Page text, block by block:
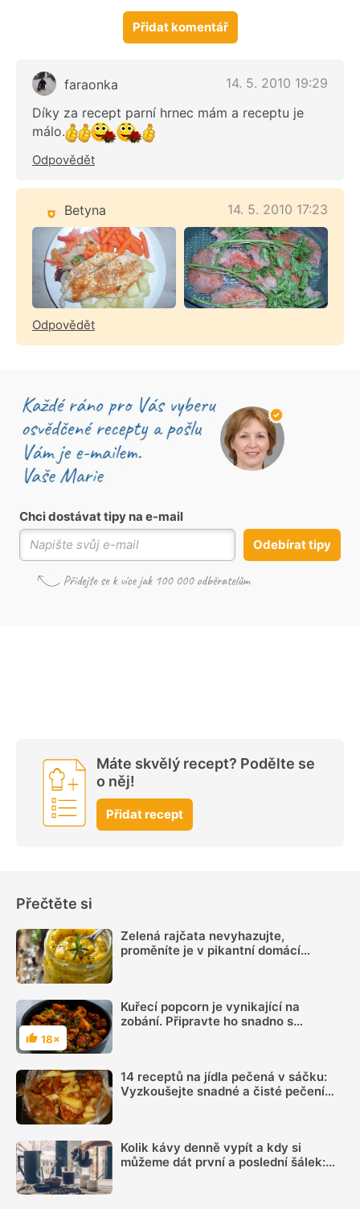
Přidat komentář
faraonka
14. 5. 2010 19:29
Díky za recept parní hrnec mám a receptu je
málo.
Odpovědět
Betyna 14. 5. 2010 17:23
Odpovědět
Chci dostávat tipy na e-mail
Odebírat tipy
Máte skvělý recept? Podělte se
o něj!
Přidat recept
Přečtěte si
Zelená rajčata nevyhazujte,
proměníte je v pikantní domácí
Hodnocení
18×
Kuřecí popcorn je vynikající na
zobání. Připravte ho snadno s
14 receptů na jídla pečená v sáčku:
Vyzkoušejte snadné a čisté pečení
Kolik kávy denně vypít a kdy si
můžeme dát první a poslední šálek: